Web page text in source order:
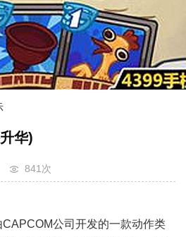
华)
841次
CAPCOM公司开发的一款动作类